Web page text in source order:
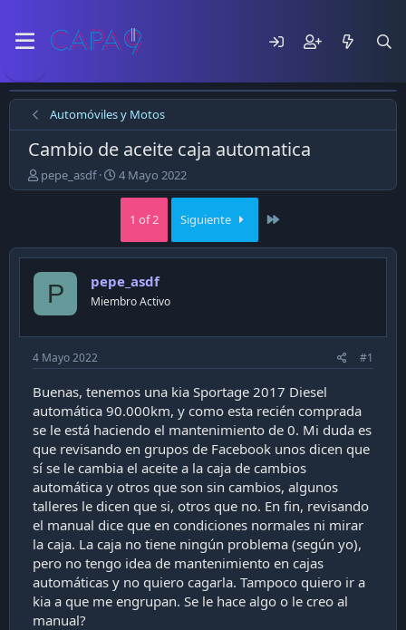
Automóviles y Motos
Cambio de aceite caja automatica
E
m
ó
e
e
m
a
pepe_asdf
F
e
a
d
p
u
l
c
a
c
i
ó
n
4 Mayo 2022
1 of 2 Siguiente
P pepe_asdf
Miembro Activo
4 Mayo 2022 #1
Buenas, tenemos una kia Sportage 2017 Diesel
automática 90.000km, y como esta recién comprada
se le está haciendo el mantenimiento de 0. Mi duda es
que revisando en grupos de Facebook unos dicen que
sí se le cambia el aceite a la caja de cambios
automática y otros que son sin cambios, algunos
talleres le dicen que si, otros que no. En fin, revisando
el manual dice que en condiciones normales ni mirar
la caja. La caja no tiene ningún problema (según yo),
pero no tengo idea de mantenimiento en cajas
automáticas y no quiero cagarla. Tampoco quiero ir a
kia a que me engrupan. Se le hace algo o le creo al
manual?